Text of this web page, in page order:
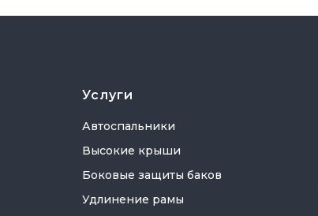
Услуги
Автоспальники
Высокие крыши
Боковые защиты баков
Удлинение рамы